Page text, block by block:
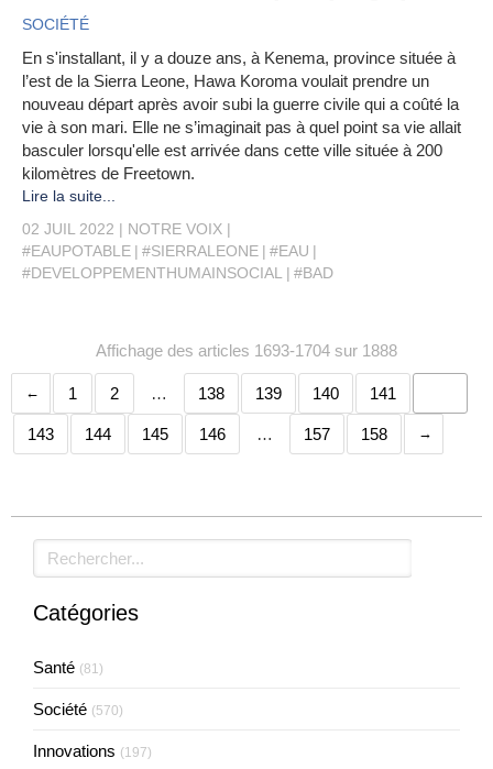
SOCIÉTÉ
En s'installant, il y a douze ans, à Kenema, province située à
l’est de la Sierra Leone, Hawa Koroma voulait prendre un
nouveau départ après avoir subi la guerre civile qui a coûté la
vie à son mari. Elle ne s’imaginait pas à quel point sa vie allait
basculer lorsqu'elle est arrivée dans cette ville située à 200
kilomètres de Freetown.
Lire la suite...
02 JUIL 2022
NOTRE VOIX
#EAUPOTABLE
#SIERRALEONE
#EAU
#DEVELOPPEMENTHUMAINSOCIAL
#BAD
Affichage des articles 1693-1704 sur 1888
1 2 … 138 139 140 141
143 144 145 146 … 157 158
Rechercher
Catégories
Santé (81)
Société (570)
Innovations (197)